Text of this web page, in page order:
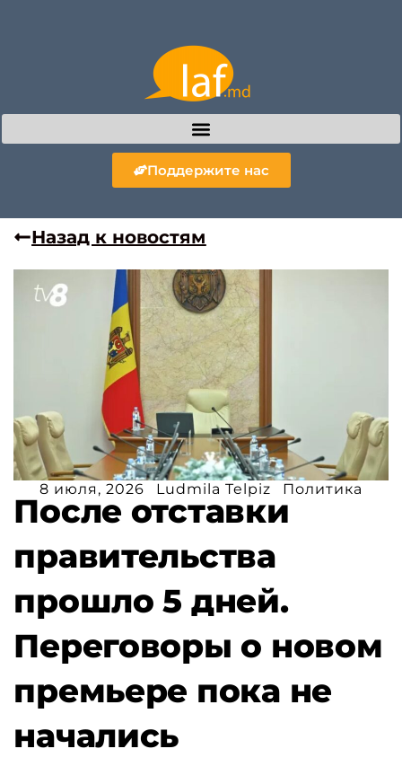
Поддержите нас
Назад к новостям
8 июля, 2026 Ludmila Telpiz Политика
После отставки
правительства
прошло 5 дней.
Переговоры о новом
премьере пока не
начались